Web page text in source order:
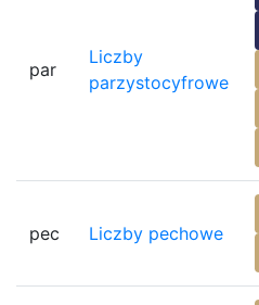
par
Liczby
parzystocyfrowe
pec Liczby pechowe